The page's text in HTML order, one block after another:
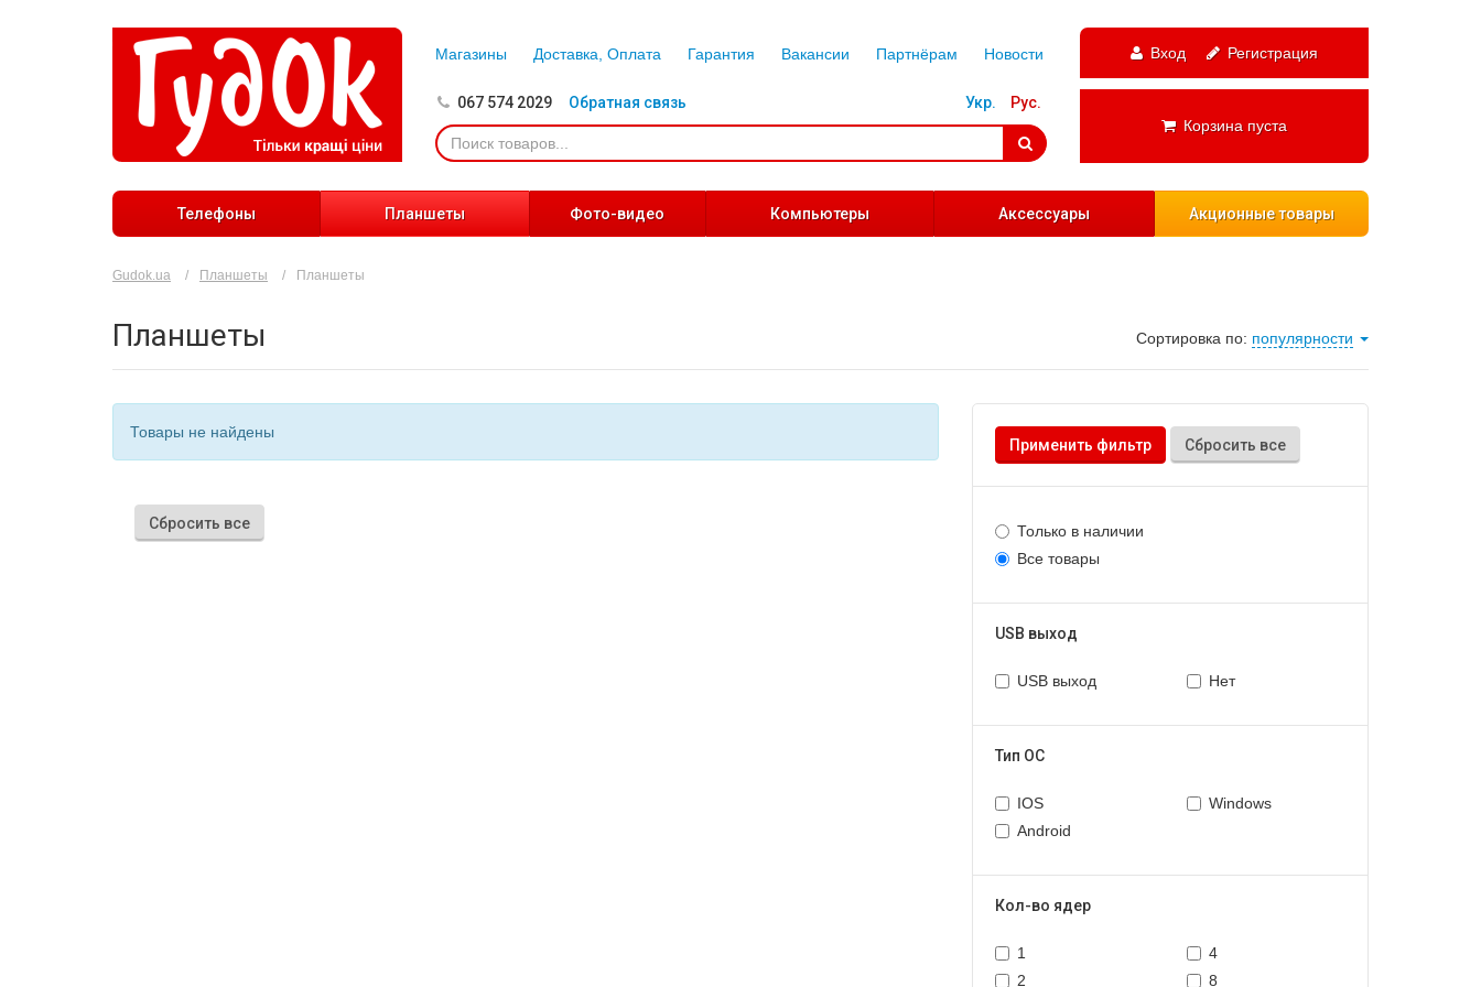
Вход Регистрация
Корзина пуста
Магазины Доставка, Оплата Гарантия Вакансии Партнёрам Новости
067 574 2029 Обратная связь Укр. Рус.
Телефоны Планшеты Фото-видео Компьютеры Аксессуары Акционные товары
Gudok.ua Планшеты Планшеты
Планшеты Сортировка по: популярности
Применить фильтр Сбросить все
Только в наличии
Все товары
USB выход
USB выход Нет
Тип ОС
IOS
Android
Windows
Кол-во ядер
1
2
4
8
Товары не найдены
Сбросить все